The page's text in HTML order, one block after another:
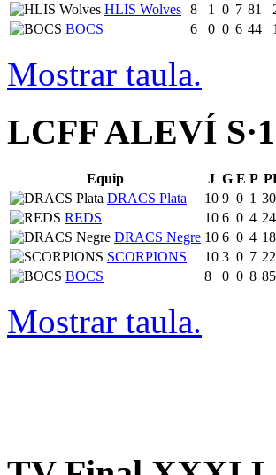
HLIS Wolves 8 1 0 7 81
BOCS
6 0 0 6 44
Mostrar taula.
LCFF ALEVÍ
Equip J G E P
DRACS Plata
10 9 0 1
REDS
10 6 0 4
DRACS Negre 10 6 0 4
SCORPIONS
10 3 0 7
BOCS
8 0 0 8 85
Mostrar taula.